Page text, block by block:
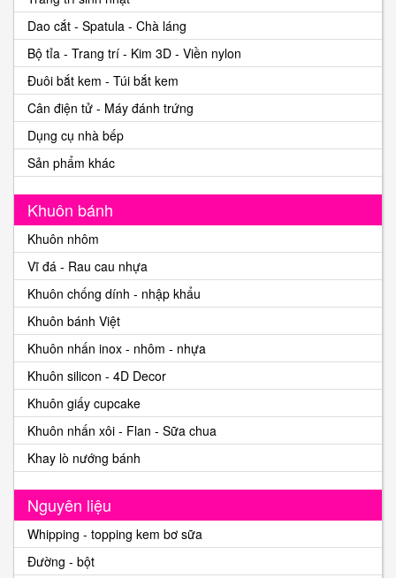
Dao cắt - Spatula - Chà láng
Bộ tỉa - Trang trí - Kim 3D - Viền nylon
Đuôi bắt kem - Túi bắt kem
Cân điện tử - Máy đánh trứng
Dụng cụ nhà bếp
Sản phẩm khác
Khuôn bánh
Khuôn nhôm
Vĩ đá - Rau cau nhựa
Khuôn chống dính - nhập khẩu
Khuôn bánh Việt
Khuôn nhấn inox - nhôm - nhựa
Khuôn silicon - 4D Decor
Khuôn giấy cupcake
Khuôn nhấn xôi - Flan - Sữa chua
Khay lò nướng bánh
Nguyên liệu
Whipping - topping kem bơ sữa
Đường - bột